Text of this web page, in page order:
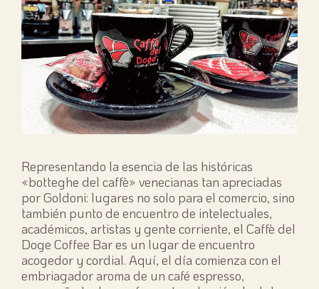
Representando la esencia de las históricas
«botteghe del caffè» venecianas tan apreciadas
por Goldoni: lugares no solo para el comercio, sino
también punto de encuentro de intelectuales,
académicos, artistas y gente corriente, el Caffè del
Doge Coffee Bar es un lugar de encuentro
acogedor y cordial. Aquí, el día comienza con el
embriagador aroma de un café espresso,